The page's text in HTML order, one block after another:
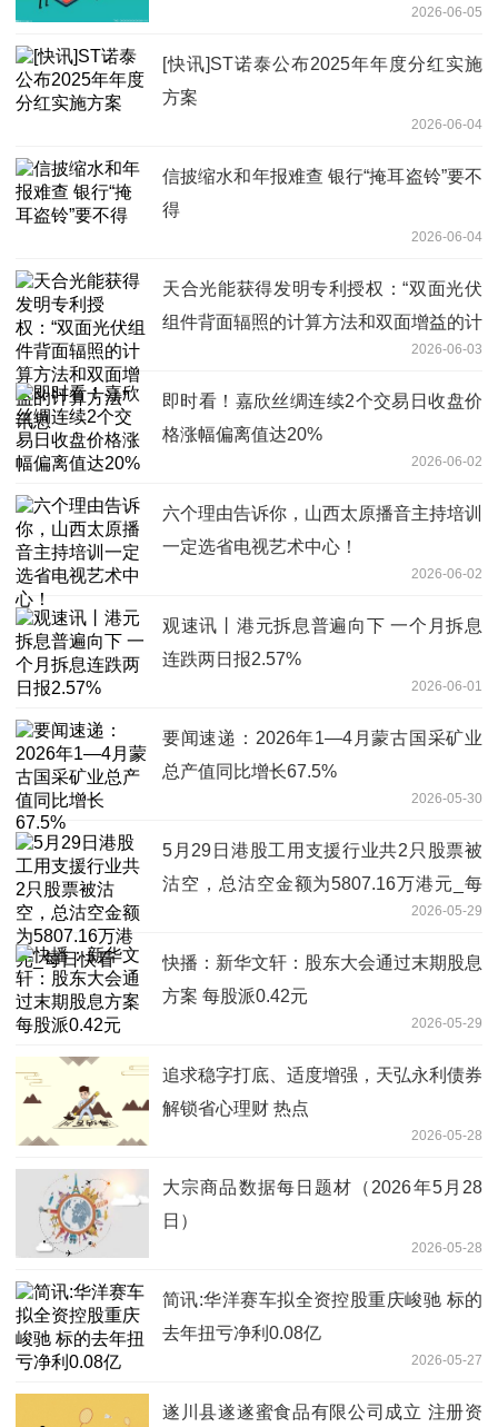
2026-06-05
[快讯]ST诺泰公布2025年年度分红实施
方案
2026-06-04
信披缩水和年报难查 银行“掩耳盗铃”要不
得
2026-06-04
天合光能获得发明专利授权：“双面光伏
组件背面辐照的计算方法和双面增益的计
2026-06-03
即时看！嘉欣丝绸连续2个交易日收盘价
格涨幅偏离值达20%
2026-06-02
六个理由告诉你，山西太原播音主持培训
一定选省电视艺术中心！
2026-06-02
观速讯丨港元拆息普遍向下 一个月拆息
连跌两日报2.57%
2026-06-01
要闻速递：2026年1—4月蒙古国采矿业
总产值同比增长67.5%
2026-05-30
5月29日港股工用支援行业共2只股票被
沽空，总沽空金额为5807.16万港元_每
2026-05-29
快播：新华文轩：股东大会通过末期股息
方案 每股派0.42元
2026-05-29
追求稳字打底、适度增强，天弘永利债券
解锁省心理财 热点
2026-05-28
大宗商品数据每日题材（2026年5月28
日）​
2026-05-28
简讯:华洋赛车拟全资控股重庆峻驰 标的
去年扭亏净利0.08亿
2026-05-27
遂川县遂遂蜜食品有限公司成立 注册资